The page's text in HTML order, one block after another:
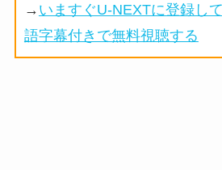
→ いますぐU-NEXTに登録し
語字幕付きで無料視聴する